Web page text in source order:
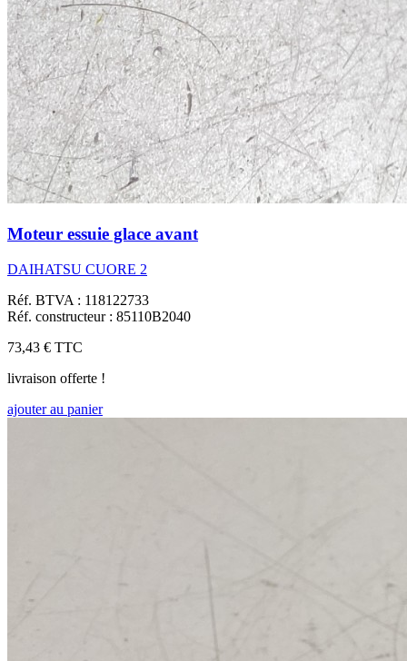
Moteur essuie glace avant
DAIHATSU CUORE 2
Réf. BTVA : 118122733
Réf. constructeur : 85110B2040
73,43 € TTC
livraison offerte !
ajouter au panier